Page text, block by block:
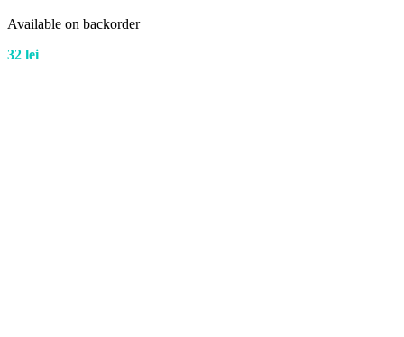
Available on backorder
32 lei